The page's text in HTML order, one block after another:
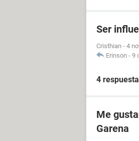
Ser
Cristhian - 4
Erinson - 9
4
Me
Garena